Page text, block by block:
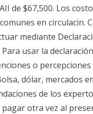
de $67,500. Los
en circulacin.
mediante
usar la
o
dólar, mercados
de los
otra vez al